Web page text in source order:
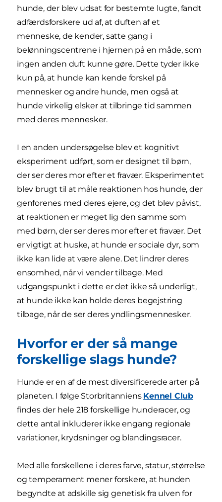
hunde, der blev udsat for bestemte lugte, fandt
adfærdsforskere ud af, at duften af et
menneske, de kender, satte gang i
belønningscentrene i hjernen på en måde, som
ingen anden duft kunne gøre. Dette tyder ikke
kun på, at hunde kan kende forskel på
mennesker og andre hunde, men også at
hunde virkelig elsker at tilbringe tid sammen
med deres mennesker.
I en anden undersøgelse blev et kognitivt
eksperiment udført, som er designet til børn,
der ser deres mor efter et fravær. Eksperimentet
blev brugt til at måle reaktionen hos hunde, der
genforenes med deres ejere, og det blev påvist,
at reaktionen er meget lig den samme som
med børn, der ser deres mor efter et fravær. Det
er vigtigt at huske, at hunde er sociale dyr, som
ikke kan lide at være alene. Det lindrer deres
ensomhed, når vi vender tilbage. Med
udgangspunkt i dette er det ikke så underligt,
at hunde ikke kan holde deres begejstring
tilbage, når de ser deres yndlingsmennesker.
Hvorfor er der så mange
forskellige slags hunde?
Hunde er en af de mest diversificerede arter på
planeten. I følge Storbritanniens Kennel Club
findes der hele 218 forskellige hunderacer, og
dette antal inkluderer ikke engang regionale
variationer, krydsninger og blandingsracer.
Med alle forskellene i deres farve, statur, størrelse
og temperament mener forskere, at hunden
begyndte at adskille sig genetisk fra ulven for